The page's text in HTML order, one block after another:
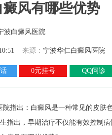
风有哪些优势
来源： 宁波华仁白癜风医院
0元挂号 QQ问诊
院指出：白癜风是一种常见的皮肤
指出，早期治疗不仅能有效控制